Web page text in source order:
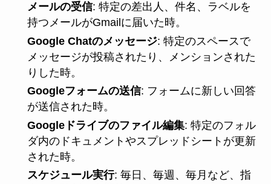
メールの受信: 特定の差出人、件名、ラベルを
持つメールがGmailに届いた時。
Google Chatのメッセージ: 特定のスペースで
メッセージが投稿されたり、メンションされた
りした時。
Googleフォームの送信: フォームに新しい回答
が送信された時。
Googleドライブのファイル編集: 特定のフォル
ダ内のドキュメントやスプレッドシートが更新
された時。
スケジュール実行: 毎日、毎週、毎月など、指